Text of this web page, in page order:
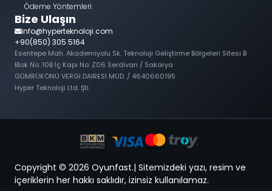
Ödeme Yöntemleri
Bize Ulaşın
info@hyperteknoloji.com
+90(850) 305 5164
Esentepe Mah. Akademiyolu Sk. Teknoloji Geliştirme Bölgeleri Sitesi B
Blok No: 10B İç Kapı No: Z06 Serdivan / Sakarya
GÜMRÜKÖNÜ VERGI DAIRESI MÜD. / 4640660195
Hyper Teknoloji Ltd. Şti.
Copyright © 2026 Oyunfast.| Sitemizdeki yazı, resim ve
içeriklerin her hakkı saklıdır, izinsiz kullanılamaz.